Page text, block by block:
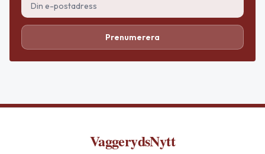
Prenumerera
VaggerydsNytt